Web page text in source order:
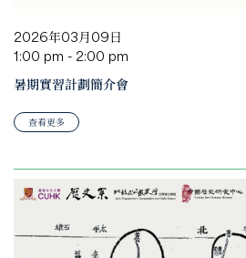
2026年03月09日
1:00 pm - 2:00 pm
暑期實習計劃簡介會
查看更多